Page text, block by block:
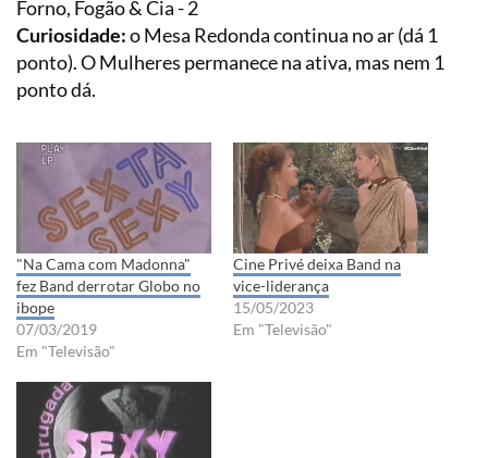
Forno, Fogão & Cia - 2
Curiosidade:o Mesa Redonda continua no ar (dá 1
ponto). O Mulheres permanece na ativa, mas nem 1
ponto dá.
"Na Cama com Madonna"
fez Band derrotar Globo no
ibope
07/03/2019
Em "Televisão"
Cine Privé deixa Band na
vice-liderança
15/05/2023
Em "Televisão"